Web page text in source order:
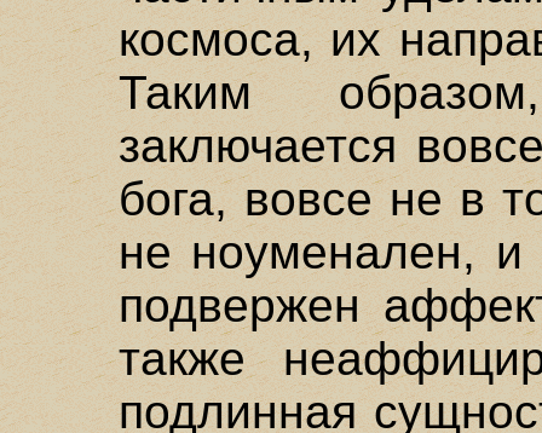
космоса, их
Таким
заключается
бога, вовсе не в
не ноуменален,
подвержен
также
подлинная